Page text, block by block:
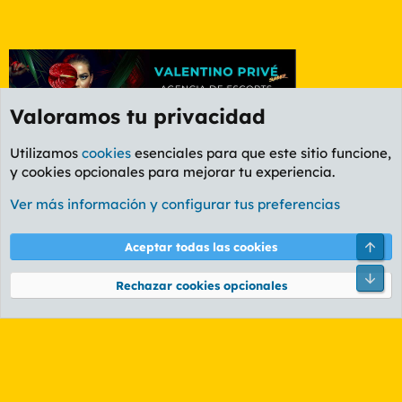
Foro General
Cookies
PL OLDSTYLE AMARILLO
Términos y reglas Política de privacidad Ayuda
Community platform by XenForo® © 2010-2026 XenForo Ltd.
Valoramos tu privacidad
Utilizamos cookies esenciales para que este sitio funcione,
y cookies opcionales para mejorar tu experiencia.
Ver más información y configurar tus preferencias
Aceptar todas las cookies
Rechazar cookies opcionales
Pie